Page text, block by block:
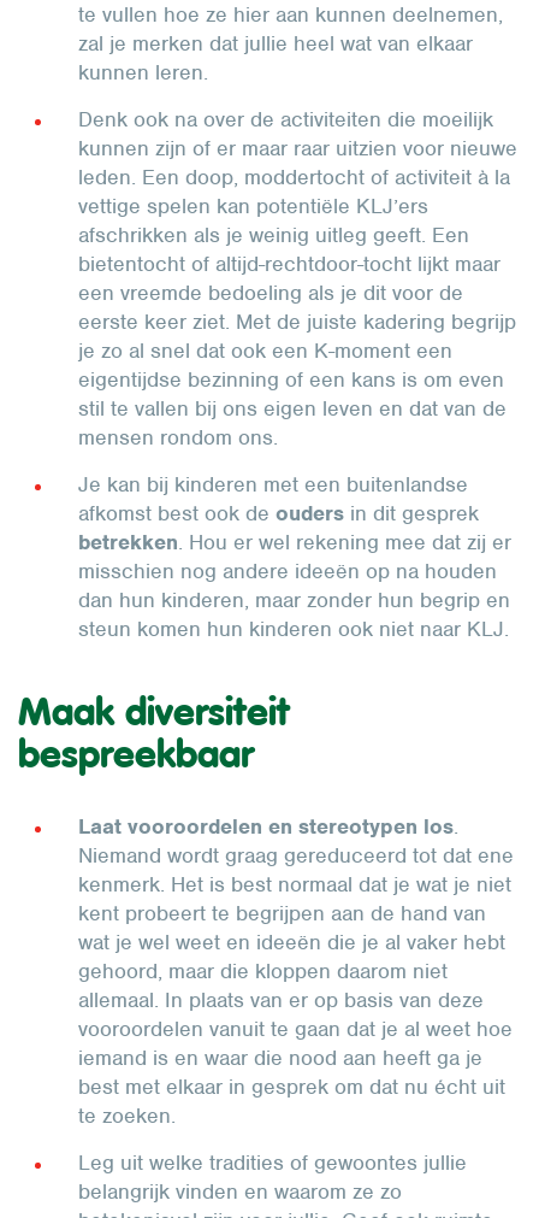
te vullen hoe ze hier aan kunnen deelnemen,
zal je merken dat jullie heel wat van elkaar
kunnen leren.
Denk ook na over de activiteiten die moeilijk
kunnen zijn of er maar raar uitzien voor nieuwe
leden. Een doop, moddertocht of activiteit à la
vettige spelen kan potentiële KLJ’ers
afschrikken als je weinig uitleg geeft. Een
bietentocht of altijd-rechtdoor-tocht lijkt maar
een vreemde bedoeling als je dit voor de
eerste keer ziet. Met de juiste kadering begrijp
je zo al snel dat ook een K-moment een
eigentijdse bezinning of een kans is om even
stil te vallen bij ons eigen leven en dat van de
mensen rondom ons.
Je kan bij kinderen met een buitenlandse
afkomst best ook de ouders in dit gesprek
betrekken. Hou er wel rekening mee dat zij er
misschien nog andere ideeën op na houden
dan hun kinderen, maar zonder hun begrip en
steun komen hun kinderen ook niet naar KLJ.
Maak diversiteit
bespreekbaar
Laat vooroordelen en stereotypen los.
Niemand wordt graag gereduceerd tot dat ene
kenmerk. Het is best normaal dat je wat je niet
kent probeert te begrijpen aan de hand van
wat je wel weet en ideeën die je al vaker hebt
gehoord, maar die kloppen daarom niet
allemaal. In plaats van er op basis van deze
vooroordelen vanuit te gaan dat je al weet hoe
iemand is en waar die nood aan heeft ga je
best met elkaar in gesprek om dat nu écht uit
te zoeken.
Leg uit welke tradities of gewoontes jullie
belangrijk vinden en waarom ze zo